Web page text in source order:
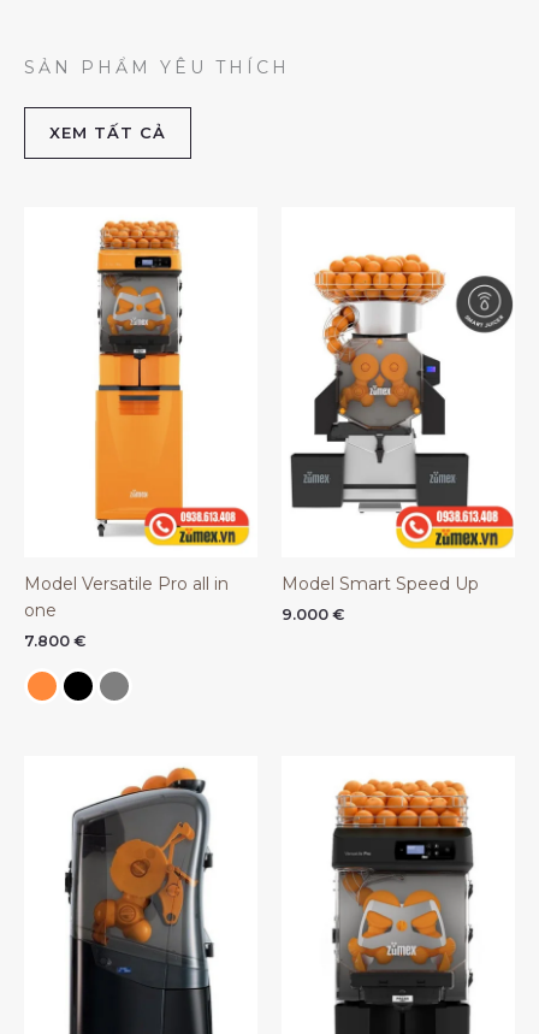
SẢN PHẨM YÊU THÍCH
XEM TẤT CẢ
Model Versatile Pro all in
one
7.800 €
Model Smart Speed Up
9.000 €